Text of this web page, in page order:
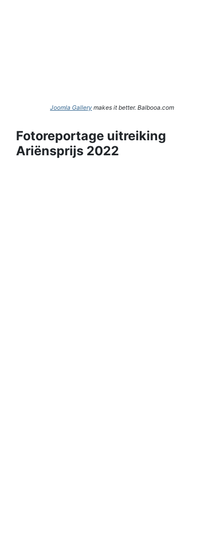
Joomla Gallery makes it better. Balbooa.com
Fotoreportage uitreiking
Ariënsprijs 2022